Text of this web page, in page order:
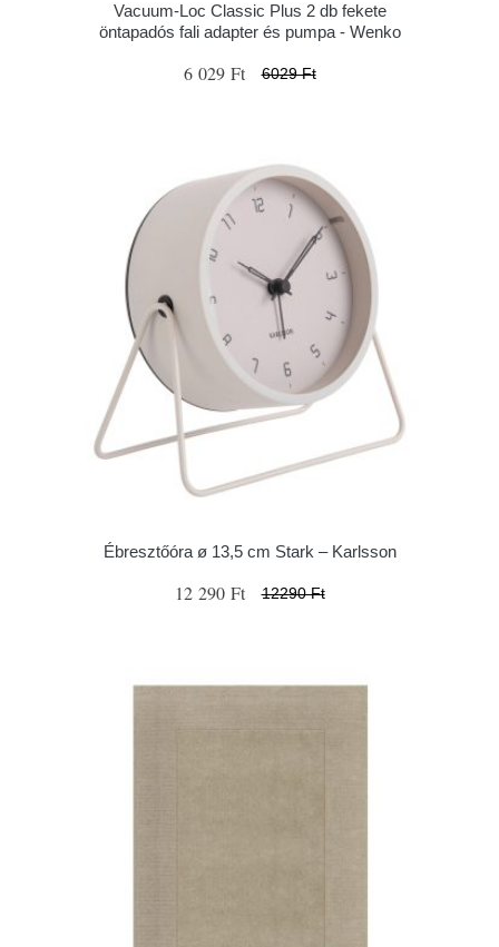
Vacuum-Loc Classic Plus 2 db fekete
öntapadós fali adapter és pumpa - Wenko
6 029 Ft 6029 Ft
Ébresztőóra ø 13,5 cm Stark – Karlsson
12 290 Ft 12290 Ft